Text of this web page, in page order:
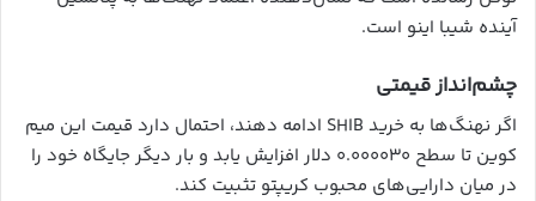
آینده شیبا اینو است.
چشم‌انداز قیمتی
اگر نهنگ‌ها به خرید SHIB ادامه دهند، احتمال دارد قیمت این میم
کوین تا سطح ۰.۰۰۰۰۳۰ دلار افزایش یابد و بار دیگر جایگاه خود را
در میان دارایی‌های محبوب کریپتو تثبیت کند.